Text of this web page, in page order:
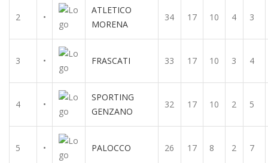
2 •
ATLETICO
MORENA
34 17 10 4 3
3 • FRASCATI 33 17 10 3 4
4 •
SPORTING
GENZANO
32 17 10 2 5
5 • PALOCCO 26 17 8 2 7